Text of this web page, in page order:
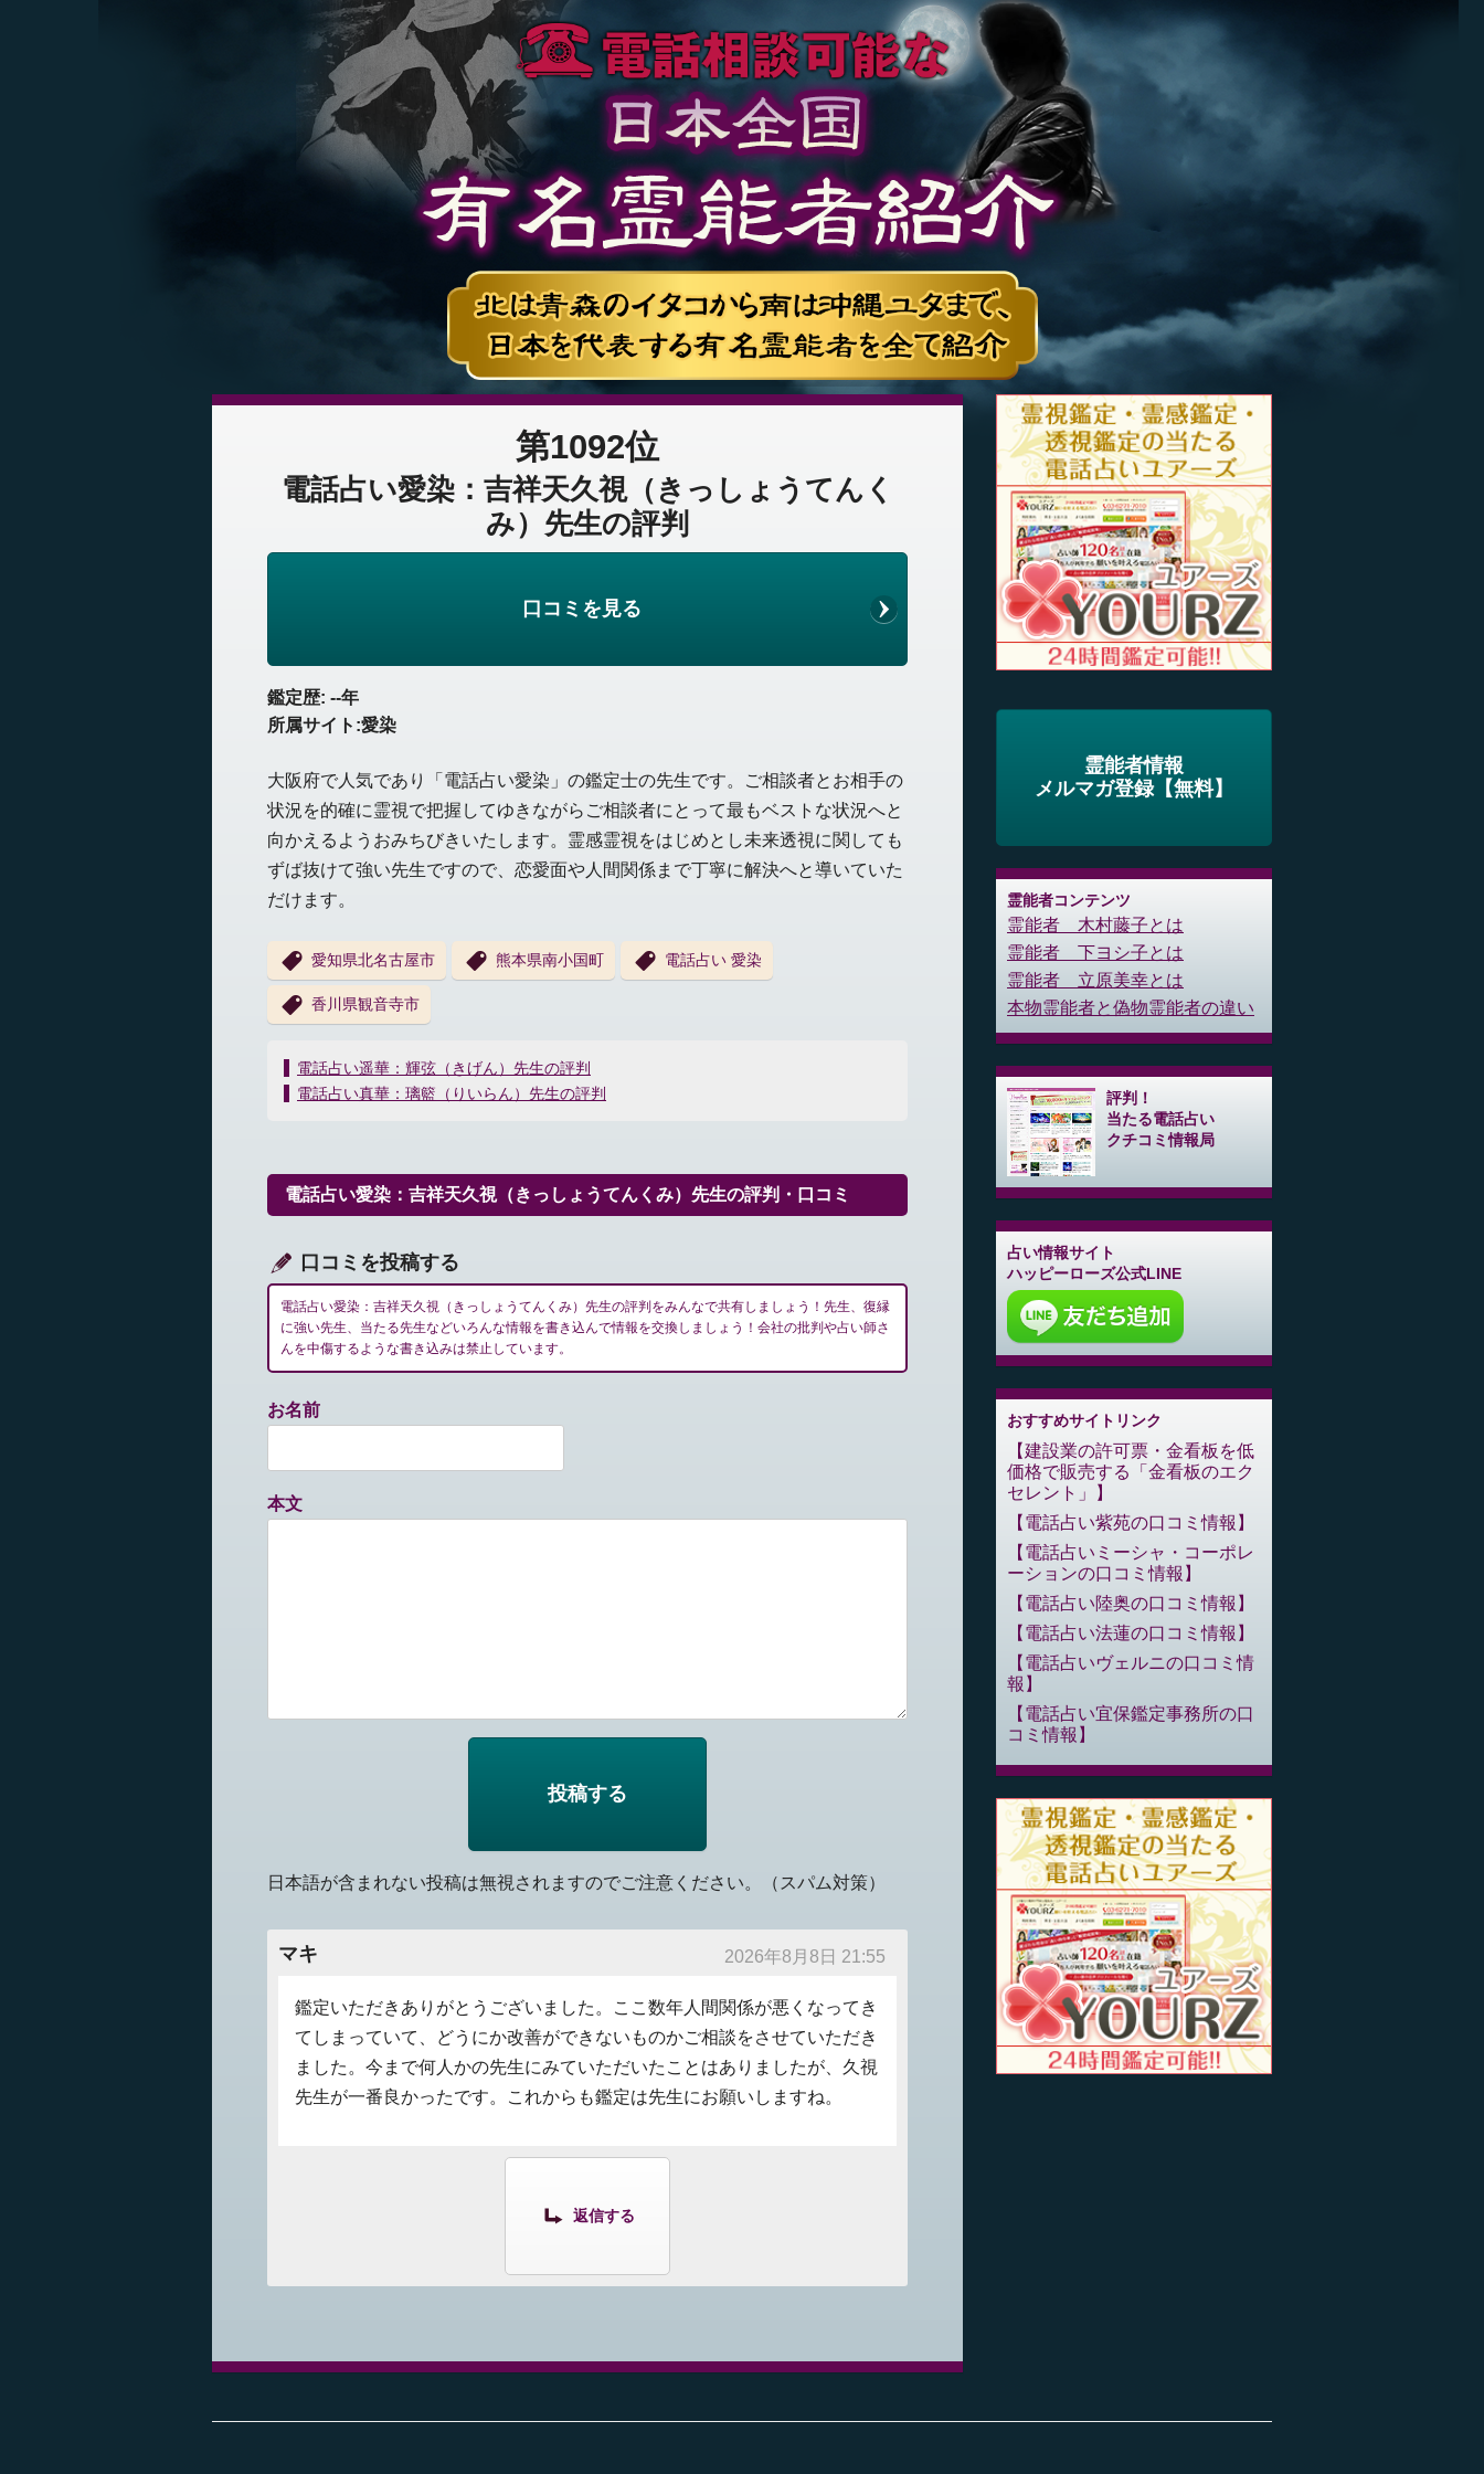
第1092位
電話占い愛染：吉祥天久視（きっしょうてんく
み）先生の評判
口コミを見る
鑑定歴: --年
所属サイト:愛染
大阪府で人気であり「電話占い愛染」の鑑定士の先生です。ご相談者とお相手の
状況を的確に霊視で把握してゆきながらご相談者にとって最もベストな状況へと
向かえるようおみちびきいたします。霊感霊視をはじめとし未来透視に関しても
ずば抜けて強い先生ですので、恋愛面や人間関係まで丁寧に解決へと導いていた
だけます。
愛知県北名古屋市 熊本県南小国町 電話占い 愛染
香川県観音寺市
投
稿
ー
シ
ン
電話占い遥華：輝弦（きげん）先生の評判
電話占い真華：璃籃（りいらん）先生の評判
電話占い愛染：吉祥天久視（きっしょうてんくみ）先生の評判・口コミ
口コミを投稿する
電話占い愛染：吉祥天久視（きっしょうてんくみ）先生の評判をみんなで共有しましょう！先生、復縁
に強い先生、当たる先生などいろんな情報を書き込んで情報を交換しましょう！会社の批判や占い師さ
んを中傷するような書き込みは禁止しています。
お名前
本文
日本語が含まれない投稿は無視されますのでご注意ください。（スパム対策）
マキ 2026年8月8日 21:55
鑑定いただきありがとうございました。ここ数年人間関係が悪くなってき
てしまっていて、どうにか改善ができないものかご相談をさせていただき
ました。今まで何人かの先生にみていただいたことはありましたが、久視
先生が一番良かったです。これからも鑑定は先生にお願いしますね。
返信する
霊能者情報
メルマガ登録【無料】
霊能者コンテンツ
霊能者 木村藤子とは
霊能者 下ヨシ子とは
霊能者 立原美幸とは
本物霊能者と偽物霊能者の違い
評判！
当たる電話占い
クチコミ情報局
占い情報サイト
ハッピーローズ公式LINE
おすすめサイトリンク
建設業の許可票・金看板を低
価格で販売する「金看板のエク
セレント」
電話占い紫苑の口コミ情報
電話占いミーシャ・コーポレ
ーションの口コミ情報
電話占い陸奥の口コミ情報
電話占い法蓮の口コミ情報
電話占いヴェルニの口コミ情
報
電話占い宜保鑑定事務所の口
コミ情報